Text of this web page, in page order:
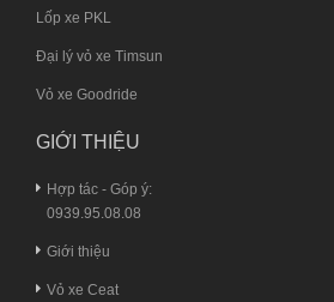
Lốp xe PKL
Đại lý vỏ xe Timsun
Vỏ xe Goodride
GIỚI THIỆU
Hợp tác - Góp ý:
0939.95.08.08
Giới thiệu
Vỏ xe Ceat